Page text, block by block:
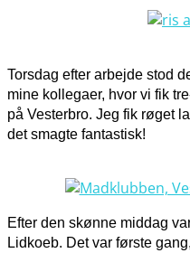
Torsdag efter arbejde stod
mine kollegaer, hvor vi fik
på Vesterbro. Jeg fik røget
det smagte fantastisk!
Efter den skønne middag
Lidkoeb. Det var første